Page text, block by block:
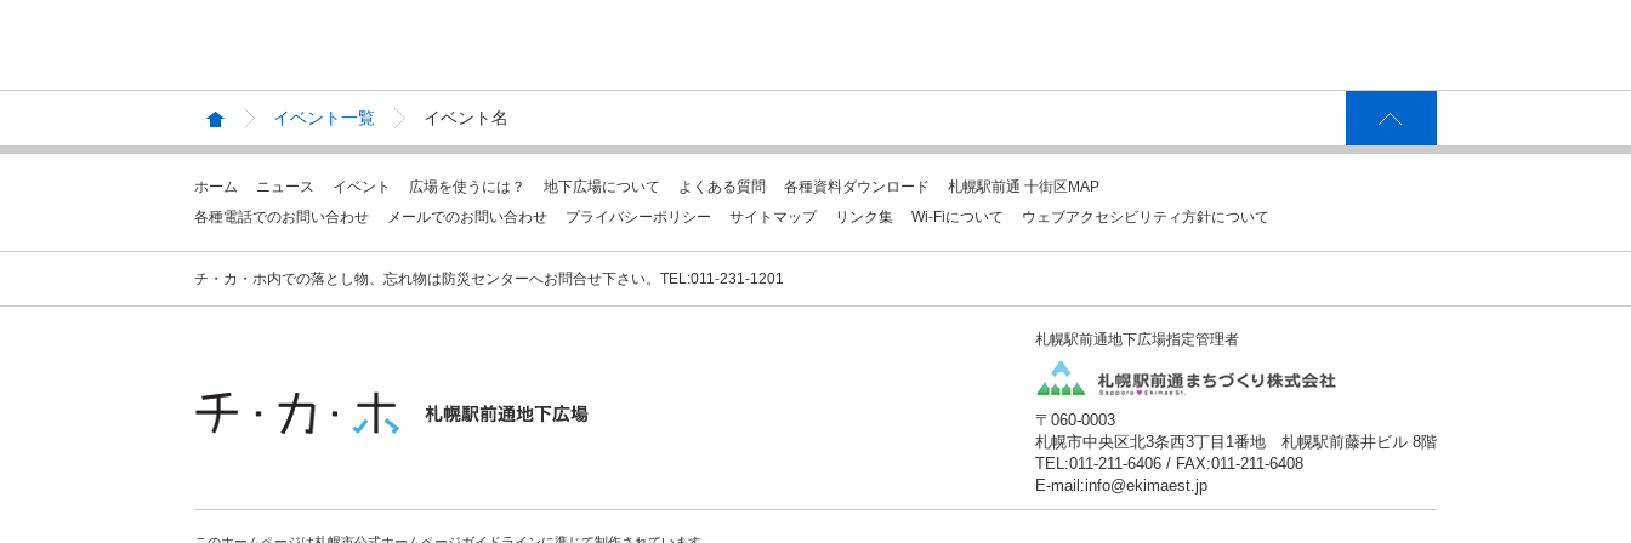
イベント一覧 イベント名
ホーム ニュース イベント 広場を使うには？ 地下広場について よくある質問 各種資料ダウンロード
札幌駅前通 十街区MAP
各種電話でのお問い合わせ
メールでのお問い合わせ プライバシーポリシー サイトマップ リンク集 Wi-Fiについて ウェブアクセシビリティ方針について
チ・カ・ホ内での落とし物、忘れ物は防災センターへお問合せ下さい。TEL:011-231-1201
札幌駅前通地下広場指定管理者
〒060-0003
札幌市中央区北3条西3丁目1番地 札幌駅前藤井ビル 8階
TEL:011-211-6406 / FAX:011-211-6408
E-mail:info@ekimaest.jp